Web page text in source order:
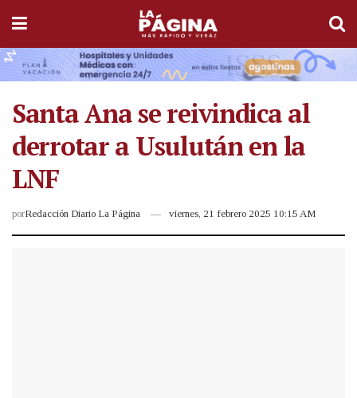
Santa Ana se reivindica al
derrotar a Usulután en la
LNF
porRedacción Diario La Página viernes, 21 febrero 2025 10:15 AM